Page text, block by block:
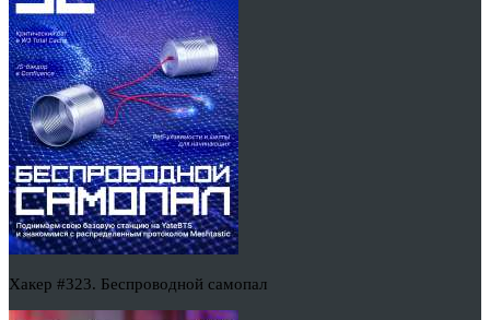
Хакер #323. Беспроводной самопал